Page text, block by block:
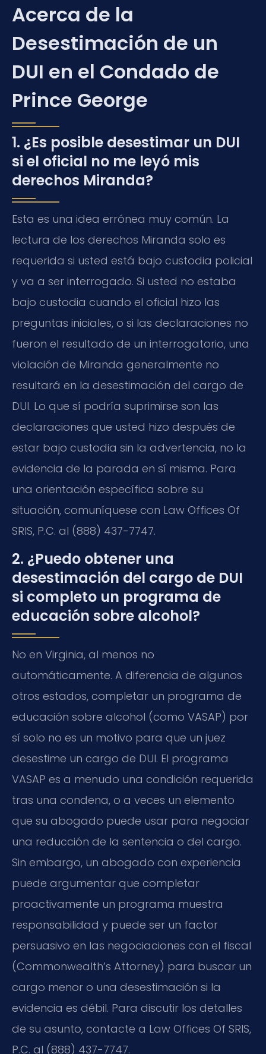
Acerca de la
Desestimación de un
DUI en el Condado de
Prince George
1. ¿Es posible desestimar un DUI
si el oficial no me leyó mis
derechos Miranda?
Esta es una idea errónea muy común. La
lectura de los derechos Miranda solo es
requerida si usted está bajo custodia policial
y va a ser interrogado. Si usted no estaba
bajo custodia cuando el oficial hizo las
preguntas iniciales, o si las declaraciones no
fueron el resultado de un interrogatorio, una
violación de Miranda generalmente no
resultará en la desestimación del cargo de
DUI. Lo que sí podría suprimirse son las
declaraciones que usted hizo después de
estar bajo custodia sin la advertencia, no la
evidencia de la parada en sí misma. Para
una orientación específica sobre su
situación, comuníquese con Law Offices Of
SRIS, P.C. al (888) 437-7747.
2. ¿Puedo obtener una
desestimación del cargo de DUI
si completo un programa de
educación sobre alcohol?
No en Virginia, al menos no
automáticamente. A diferencia de algunos
otros estados, completar un programa de
educación sobre alcohol (como VASAP) por
sí solo no es un motivo para que un juez
desestime un cargo de DUI. El programa
VASAP es a menudo una condición requerida
tras una condena, o a veces un elemento
que su abogado puede usar para negociar
una reducción de la sentencia o del cargo.
Sin embargo, un abogado con experiencia
puede argumentar que completar
proactivamente un programa muestra
responsabilidad y puede ser un factor
persuasivo en las negociaciones con el fiscal
(Commonwealth’s Attorney) para buscar un
cargo menor o una desestimación si la
evidencia es débil. Para discutir los detalles
de su asunto, contacte a Law Offices Of SRIS,
P.C. al (888) 437-7747.